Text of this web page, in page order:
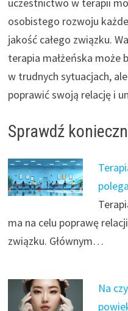
osobistego rozwoju
jakość całego związku.
terapia małżeńska może
w trudnych sytuacjach,
poprawić swoją relację i
Sprawdź
ma na celu poprawę
związku. Głównym…
Na